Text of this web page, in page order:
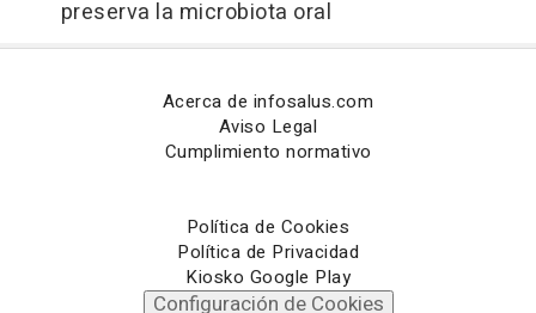
preserva la microbiota oral
Acerca de infosalus.com
Aviso Legal
Cumplimiento normativo
Política de Cookies
Política de Privacidad
Kiosko Google Play
Configuración de Cookies